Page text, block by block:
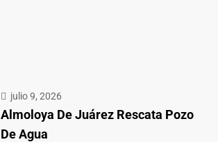
julio 9, 2026
Almoloya De Juárez Rescata Pozo
De Agua